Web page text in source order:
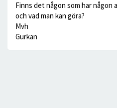
Finns det någon som har någon
och vad man kan göra?
Mvh
Gurkan